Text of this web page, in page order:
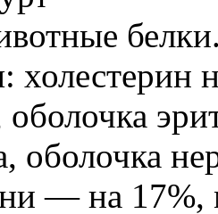
оболочка
оболочка
— на